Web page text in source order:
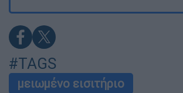
#TAGS
μειωμένο εισιτήριο